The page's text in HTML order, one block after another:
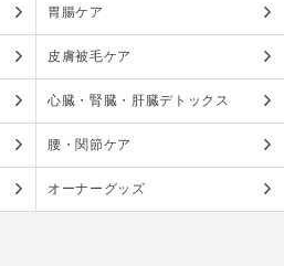
胃腸ケア
皮膚被毛ケア
心臓・腎臓・肝臓デトックス
腰・関節ケア
オーナーグッズ